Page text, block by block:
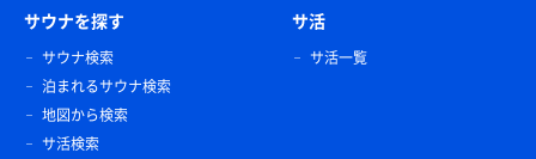
サウナを探す
サウナ検索
泊まれるサウナ検索
地図から検索
サ活検索
サ活
サ活一覧